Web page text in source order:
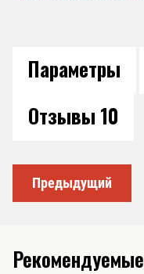
Параметры
Отзывы 10
Предыдущий
Рекомендуемые